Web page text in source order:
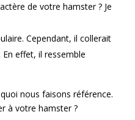
de votre hamster ? Je
Cependant, il collerait
effet, il ressemble
nous faisons référence.
à votre hamster ?